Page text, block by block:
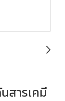
สารเคมี